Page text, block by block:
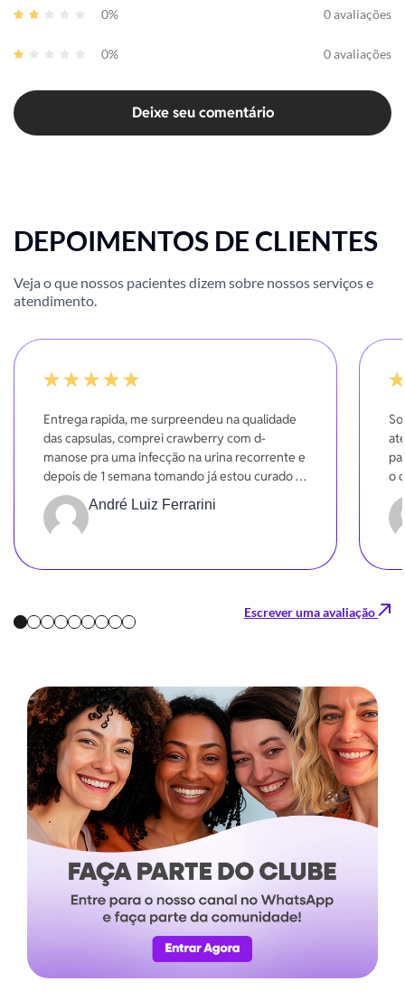
0% 0 avaliações
0% 0 avaliações
Deixe seu comentário
DEPOIMENTOS DE CLIENTES
Veja o que nossos pacientes dizem sobre nossos serviços e
atendimento.
Entrega rapida, me surpreendeu na qualidade
das capsulas, comprei crawberry com d-
manose pra uma infecção na urina recorrente e
depois de 1 semana tomando já estou curado e
sentindo uma melhora significativa na funções.
Gratidão
André Luiz Ferrarini
o
Escrever uma avaliação